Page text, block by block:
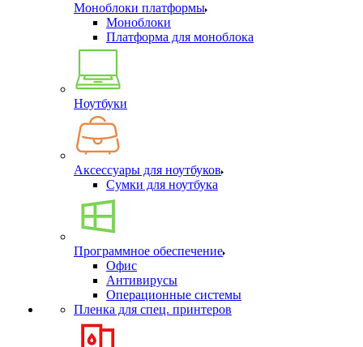
Моноблоки платформы
Моноблоки
Платформа для моноблока
Ноутбуки
Аксессуары для ноутбуков
Сумки для ноутбука
Программное обеспечение
Офис
Антивирусы
Операционные системы
Пленка для спец. принтеров